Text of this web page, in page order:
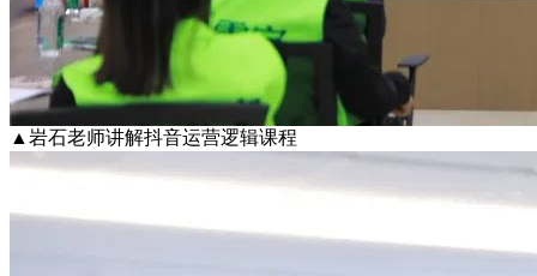
▲岩石老师讲解抖音运营逻辑课程